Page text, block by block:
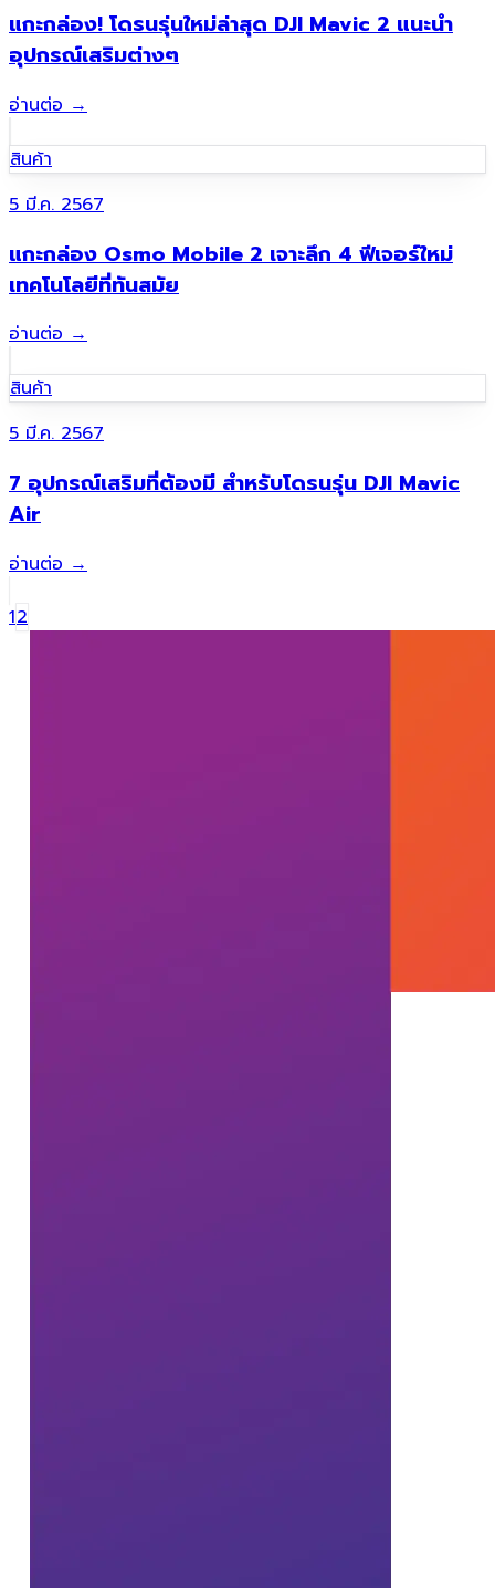
แกะกล่อง! โดรนรุ่นใหม่ล่าสุด DJI Mavic 2 แนะนำ
อุปกรณ์เสริมต่างๆ
อ่านต่อ→
สินค้า
5 มี.ค. 2567
แกะกล่อง Osmo Mobile 2 เจาะลึก 4 ฟีเจอร์ใหม่
เทคโนโลยีที่ทันสมัย
อ่านต่อ→
สินค้า
5 มี.ค. 2567
7 อุปกรณ์เสริมที่ต้องมี สำหรับโดรนรุ่น DJI Mavic
Air
อ่านต่อ→
12